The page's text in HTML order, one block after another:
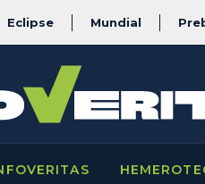
Eclipse Mundial